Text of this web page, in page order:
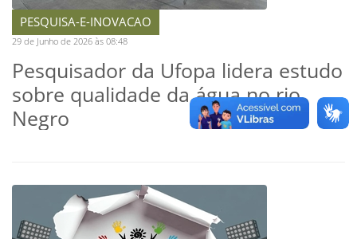
PESQUISA-E-INOVACAO
29 de Junho de 2026 às 08:48
Pesquisador da Ufopa lidera estudo
sobre qualidade da água no rio
Negro